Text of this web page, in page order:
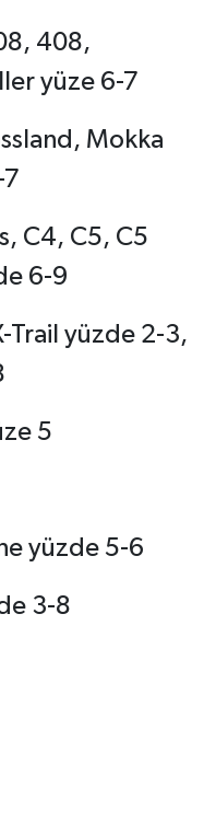
408,
yüze 6-7
Mokka
C4, C5, C5
6-9
Trail yüzde 2-3,
5
yüzde 5-6
3-8